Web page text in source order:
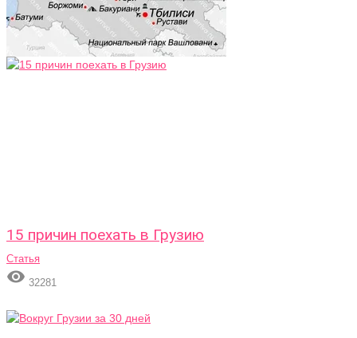
15 причин поехать в Грузию
Статья
 32281